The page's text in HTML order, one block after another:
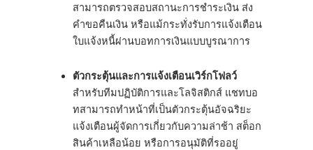
สามารถตรวจสอบสถานะการชำระเงิน ส่ง
คำขอคืนเงิน หรือแม้กระทั่งรับการแจ้งเตือน
ใบแจ้งหนี้ผ่านบอทการเงินแบบบูรณาการ
ตัวกระตุ้นและการแจ้งเตือนเวิร์กโฟลว์
สำหรับทีมปฏิบัติการและโลจิสติกส์ แชทบอ
ทสามารถทำหน้าที่เป็นตัวกระตุ้นอัจฉริยะ
แจ้งเตือนผู้จัดการเกี่ยวกับความล่าช้า สต็อก
สินค้าเหลือน้อย หรือการอนุมัติที่รออยู่